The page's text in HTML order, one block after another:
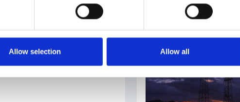
Allow selection Allow all